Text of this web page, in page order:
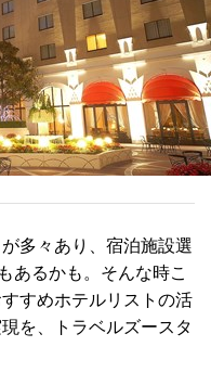
多々あり、宿泊施設選
あるかも。そんな時こ
すめホテルリストの活
を、トラベルズースタ